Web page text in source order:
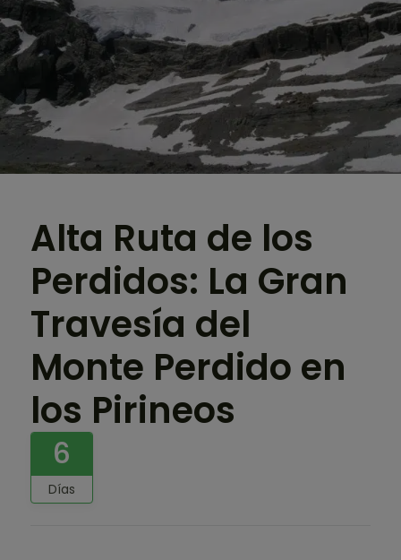
Alta Ruta de los
Perdidos: La Gran
Travesía del
Monte Perdido en
los Pirineos
6
Días